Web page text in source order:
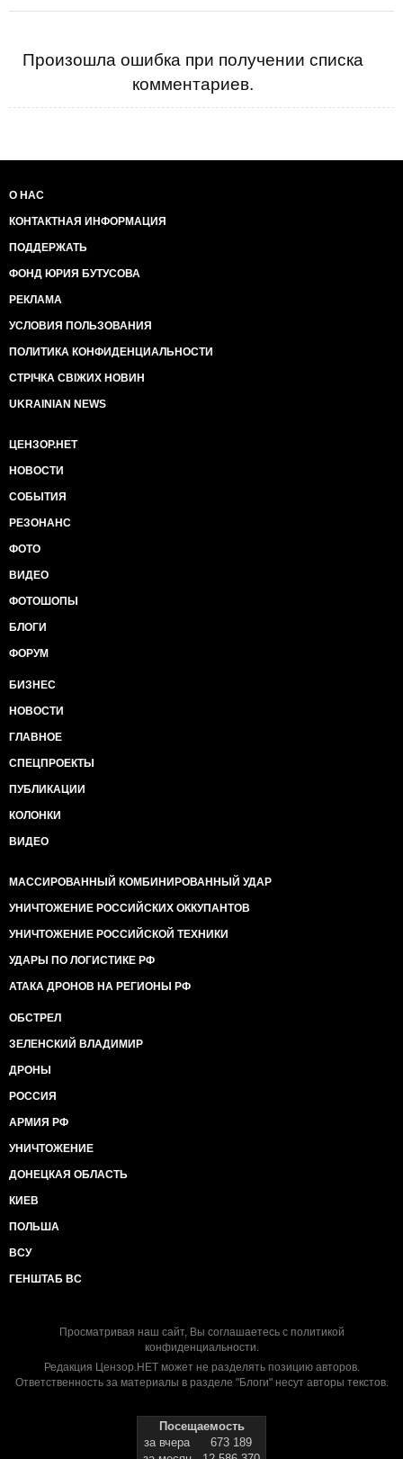
Произошла ошибка при получении списка
комментариев.
О НАС
КОНТАКТНАЯ ИНФОРМАЦИЯ
ПОДДЕРЖАТЬ
ФОНД ЮРИЯ БУТУСОВА
РЕКЛАМА
УСЛОВИЯ ПОЛЬЗОВАНИЯ
ПОЛИТИКА КОНФИДЕНЦИАЛЬНОСТИ
СТРІЧКА СВІЖИХ НОВИН
UKRAINIAN NEWS
ЦЕНЗОР.НЕТ
НОВОСТИ
СОБЫТИЯ
РЕЗОНАНС
ФОТО
ВИДЕО
ФОТОШОПЫ
БЛОГИ
ФОРУМ
БИЗНЕС
НОВОСТИ
ГЛАВНОЕ
СПЕЦПРОЕКТЫ
ПУБЛИКАЦИИ
КОЛОНКИ
ВИДЕО
МАССИРОВАННЫЙ КОМБИНИРОВАННЫЙ УДАР
УНИЧТОЖЕНИЕ РОССИЙСКИХ ОККУПАНТОВ
УНИЧТОЖЕНИЕ РОССИЙСКОЙ ТЕХНИКИ
УДАРЫ ПО ЛОГИСТИКЕ РФ
АТАКА ДРОНОВ НА РЕГИОНЫ РФ
ОБСТРЕЛ
ЗЕЛЕНСКИЙ ВЛАДИМИР
ДРОНЫ
РОССИЯ
АРМИЯ РФ
УНИЧТОЖЕНИЕ
ДОНЕЦКАЯ ОБЛАСТЬ
КИЕВ
ПОЛЬША
ВСУ
ГЕНШТАБ ВС
Просматривая наш сайт, Вы соглашаетесь с политикой
конфиденциальности.
Редакция Цензор.НЕТ может не разделять позицию авторов.
Ответственность за материалы в разделе "Блоги" несут авторы текстов.
Посещаемость
за вчера
673 189